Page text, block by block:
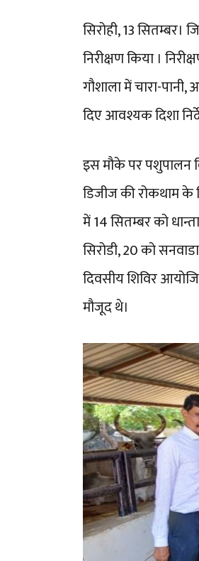
सिरोही, 13
निरीक्षण किया ।
गौशाला में चारा-
दिए आवश्यक दिशा
इस मौके पर पशुपालन
डिजीज की रोकथाम के
में 14 सितम्बर को
सिरोडी, 20 को
दिवसीय शिविर
मौजूद थे।